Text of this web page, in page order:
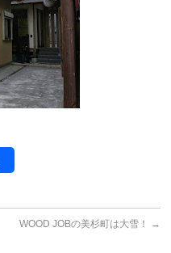
WOOD JOBの美杉町は大雪！ →